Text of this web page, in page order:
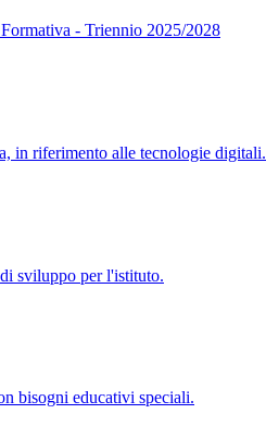
- Triennio 2025/2028
in riferimento alle tecnologie digitali.
sviluppo per l'istituto.
bisogni educativi speciali.